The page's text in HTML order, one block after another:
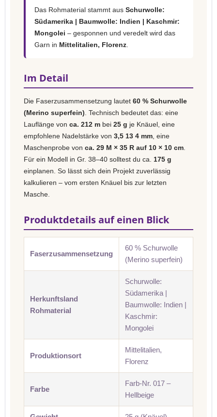
Das Rohmaterial stammt aus Schurwolle:
Südamerika | Baumwolle: Indien | Kaschmir:
Mongolei – gesponnen und veredelt wird das
Garn in Mittelitalien, Florenz
Im Detail
Die Faserzusammensetzung lautet 60 % Schurwolle
(Merino superfein) . Technisch bedeutet das: eine
Lauflänge von ca. 212 m bei 25 g je Knäuel, eine
empfohlene Nadelstärke von 3,5 13 4 mm , eine
Maschenprobe von ca. 29 M × 35 R auf 10 × 10 cm
Für ein Modell in Gr. 38–40 solltest du ca. 175 g
einplanen. So lässt sich dein Projekt zuverlässig
kalkulieren – vom ersten Knäuel bis zur letzten
Masche.
Produktdetails auf einen Blick
Faserzusammensetzung
60 % Schurwolle
(Merino superfein)
Herkunftsland
Rohmaterial
Schurwolle:
Südamerika |
Baumwolle: Indien |
Kaschmir:
Mongolei
Produktionsort
Mittelitalien,
Florenz
Farbe
Farb-Nr. 017 –
Hellbeige